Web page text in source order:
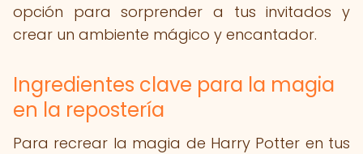
opción para sorprender a tus invitados y
crear un ambiente mágico y encantador.
Ingredientes clave para la magia
en la repostería
Para recrear la magia de Harry Potter en tus